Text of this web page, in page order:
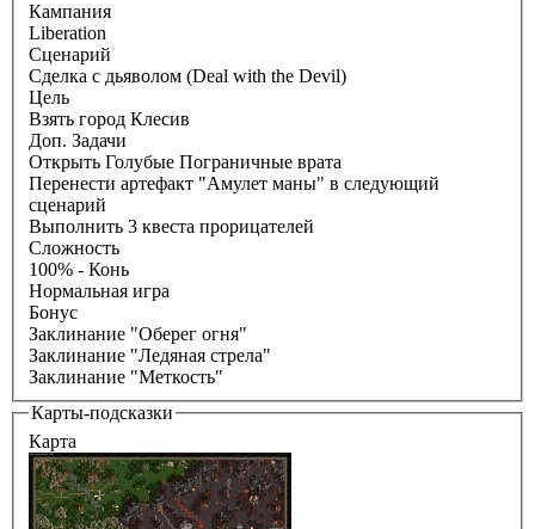
Кампания
Liberation
Сценарий
Сделка с дьяволом (Deal with the Devil)
Цель
Взять город Клесив
Доп. Задачи
Открыть Голубые Пограничные врата
Перенести артефакт "Амулет маны" в следующий
сценарий
Выполнить 3 квеста прорицателей
Сложность
100% - Конь
Нормальная игра
Бонус
Заклинание "Оберег огня"
Заклинание "Ледяная стрела"
Заклинание "Меткость"
Карты-подсказки
Карта